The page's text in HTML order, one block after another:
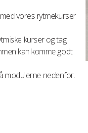
vores rytmekurser
kurser og tag
kan komme godt
modulerne nedenfor.